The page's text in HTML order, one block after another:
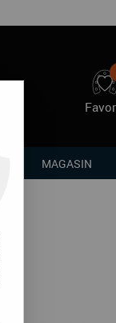
MAGASIN